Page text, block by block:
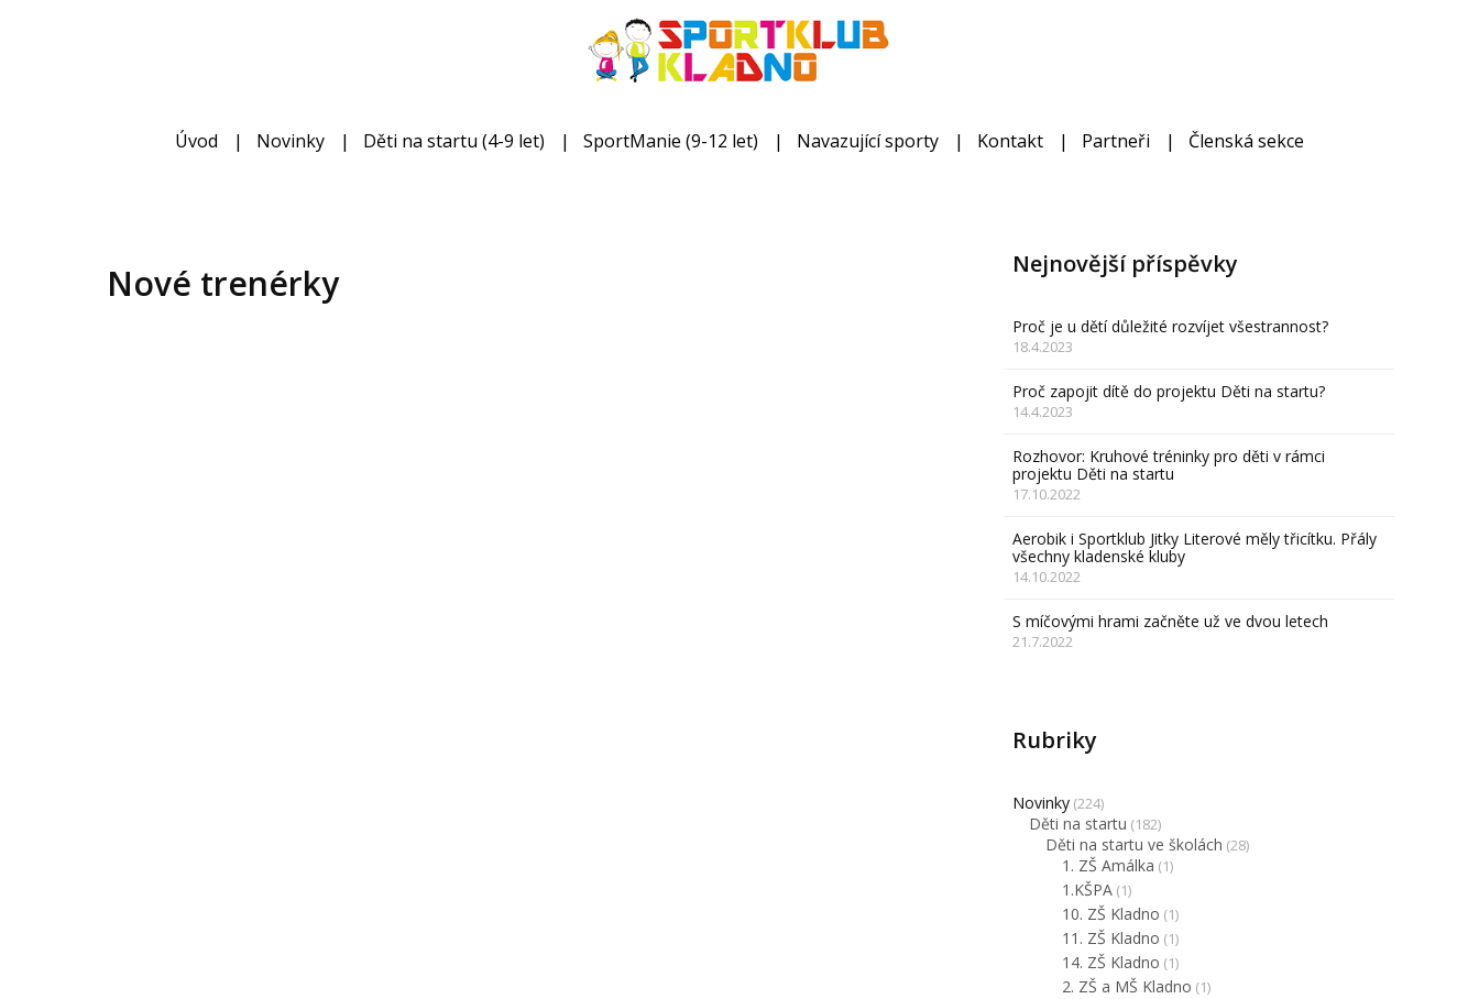
Úvod Novinky Děti na startu (4-9 let) SportManie (9-12 let) Navazující sporty Kontakt Partneři Členská sekce
Nové trenérky Nejnovější příspěvky
Proč je u dětí důležité rozvíjet všestrannost?
18.4.2023
Proč zapojit dítě do projektu Děti na startu?
14.4.2023
Rozhovor: Kruhové tréninky pro děti v rámci
projektu Děti na startu
17.10.2022
Aerobik i Sportklub Jitky Literové měly třicítku. Přály
všechny kladenské kluby
14.10.2022
S míčovými hrami začněte už ve dvou letech
21.7.2022
Rubriky
Novinky(224)
Děti na startu (182)
Děti na startu ve školách (28)
1. ZŠ Amálka (1)
1.KŠPA(1)
10. ZŠ Kladno (1)
11. ZŠ Kladno (1)
14. ZŠ Kladno (1)
2. ZŠ a MŠ Kladno (1)